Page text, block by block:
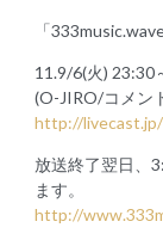
「
11.9/6(火) 23:30
(O-JIRO/コメン
http://livecast.jp/
放送終了翌日、
ます。
http://